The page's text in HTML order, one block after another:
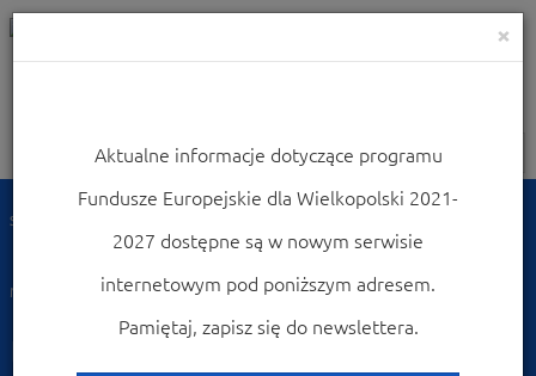
Nawigacja
Strona główna
Przykłady najciekawszych projektów
Miasto
×
Aktualne informacje dotyczące programu
Fundusze Europejskie dla Wielkopolski 2021-
2027 dostępne są w nowym serwisie
internetowym pod poniższym adresem.
Pamiętaj, zapisz się do newslettera.